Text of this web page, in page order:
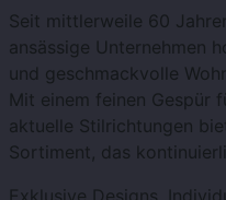
Seit mittlerweile 60
ansässige Unternehmen
und geschmackvolle
Mit einem feinen Gespür
aktuelle Stilrichtungen
Sortiment, das